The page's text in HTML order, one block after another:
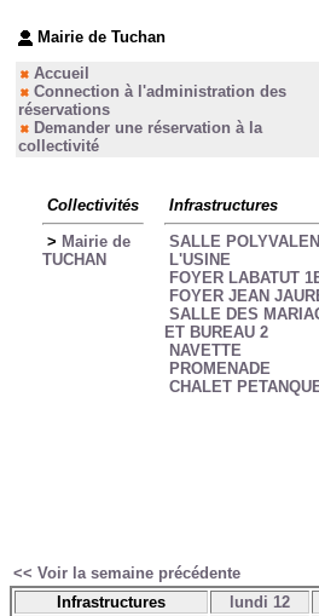
Mairie de Tuchan
Accueil
Connection à l'administration des
réservations
Demander une réservation à la
collectivité
Collectivités
> Mairie de
TUCHAN
Infrastructures
SALLE
L'USINE
FOYER LABATUT
FOYER JEAN
SALLE DES
ET BUREAU 2
NAVETTE
PROMENADE
CHALET
<< Voir la semaine précédente
Infrastructures
lundi 12